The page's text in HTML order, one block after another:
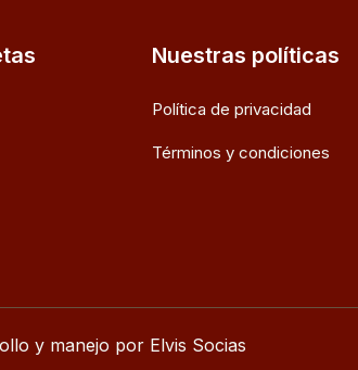
Nuestras políticas
Política de privacidad
Términos y condiciones
y manejo por Elvis Socias